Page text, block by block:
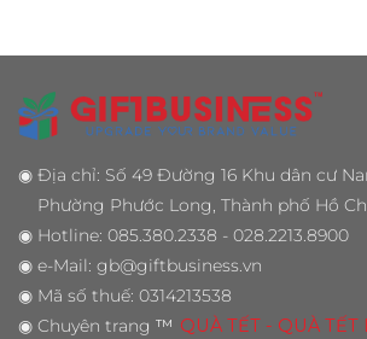
◉ Địa chỉ: Số 49 Đường 16 Khu dân cư
Phường Phước Long, Thành phố Hồ
◉ Hotline: 085.380.2338 - 028.2213.8900
◉ e-Mail: gb@giftbusiness.vn
◉ Mã số thuế: 0314213538
◉ Chuyên trang ™ QUÀ TẾT - QUÀ